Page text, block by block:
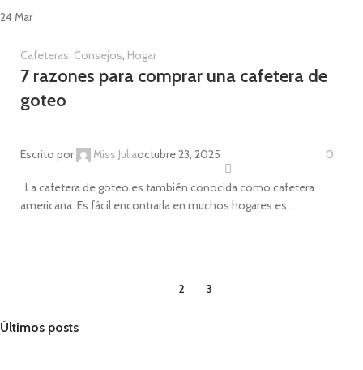
24Mar
Cafeteras, Consejos, Hogar
7 razones para comprar una cafetera de
goteo
Escrito por Miss Juliaoctubre 23, 2025 0
La cafetera de goteo es también conocida como cafetera
americana. Es fácil encontrarla en muchos hogares es...
2 3
Últimos posts